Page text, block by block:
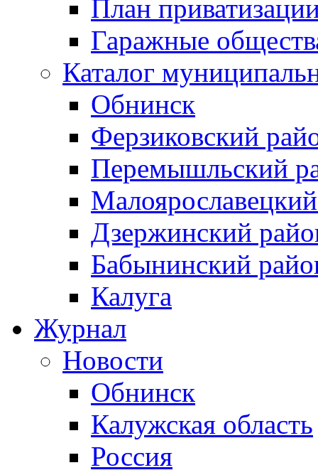
План
Гаражные
Каталог
Обнинск
Ферзиковский
Перемышльский
Дзержинский
Бабынинский
Калуга
Журнал
Новости
Обнинск
Калужская область
Россия